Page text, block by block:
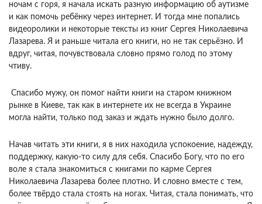
ночам с горя, я начала искать разную информацию об аутизме
и как помочь ребёнку через интернет. И тогда мне попались
видеоролики и некоторые тексты из книг Сергея Николаевича
Лазарева. Я и раньше читала его книги, но не так серьёзно. И
вдруг, читая, почувствовала словно прямо голод по этому
чтиву.
Спасибо мужу, он помог найти книги на старом книжном
рынке в Киеве, так как в интернете их не всегда в Украине
могла найти, только под заказ и ждать нужно было долго.
Начав читать эти книги, я в них находила успокоение, надежду,
поддержку, какую-то силу для себя. Спасибо Богу, что по его
воле я стала знакомиться с книгами по карме Сергея
Николаевича Лазарева более плотно. И словно вместе с тем,
более твёрдо стала стоять на ногах. Читая, стала понимать, что